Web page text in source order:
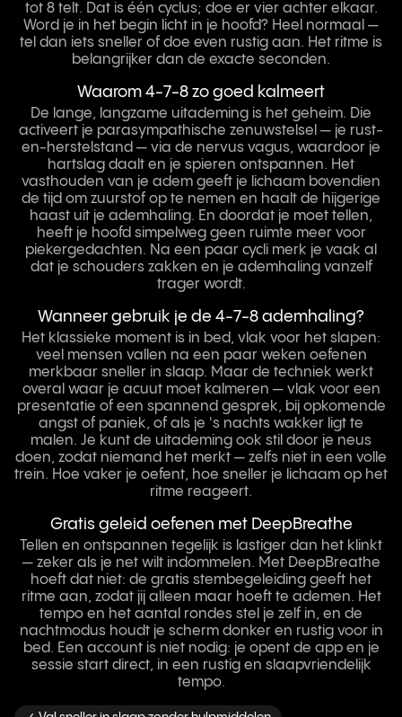
tot 8 telt. Dat is één cyclus; doe er vier achter elkaar.
Word je in het begin licht in je hoofd? Heel normaal —
tel dan iets sneller of doe even rustig aan. Het ritme is
belangrijker dan de exacte seconden.
Waarom 4-7-8 zo goed kalmeert
De lange, langzame uitademing is het geheim. Die
activeert je parasympathische zenuwstelsel — je rust-
en-herstelstand — via de nervus vagus, waardoor je
hartslag daalt en je spieren ontspannen. Het
vasthouden van je adem geeft je lichaam bovendien
de tijd om zuurstof op te nemen en haalt de hijgerige
haast uit je ademhaling. En doordat je moet tellen,
heeft je hoofd simpelweg geen ruimte meer voor
piekergedachten. Na een paar cycli merk je vaak al
dat je schouders zakken en je ademhaling vanzelf
trager wordt.
Wanneer gebruik je de 4-7-8 ademhaling?
Het klassieke moment is in bed, vlak voor het slapen:
veel mensen vallen na een paar weken oefenen
merkbaar sneller in slaap. Maar de techniek werkt
overal waar je acuut moet kalmeren — vlak voor een
presentatie of een spannend gesprek, bij opkomende
angst of paniek, of als je 's nachts wakker ligt te
malen. Je kunt de uitademing ook stil door je neus
doen, zodat niemand het merkt — zelfs niet in een volle
trein. Hoe vaker je oefent, hoe sneller je lichaam op het
ritme reageert.
Gratis geleid oefenen met DeepBreathe
Tellen en ontspannen tegelijk is lastiger dan het klinkt
— zeker als je net wilt indommelen. Met DeepBreathe
hoeft dat niet: de gratis stembegeleiding geeft het
ritme aan, zodat jij alleen maar hoeft te ademen. Het
tempo en het aantal rondes stel je zelf in, en de
nachtmodus houdt je scherm donker en rustig voor in
bed. Een account is niet nodig: je opent de app en je
sessie start direct, in een rustig en slaapvriendelijk
tempo.